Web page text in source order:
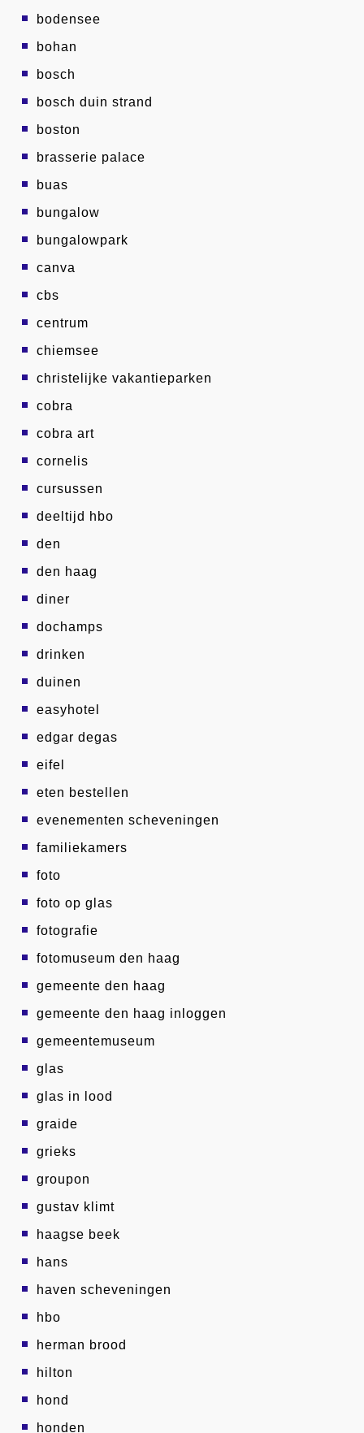
bodensee
bohan
bosch
bosch duin strand
boston
brasserie palace
buas
bungalow
bungalowpark
canva
cbs
centrum
chiemsee
christelijke vakantieparken
cobra
cobra art
cornelis
cursussen
deeltijd hbo
den
den haag
diner
dochamps
drinken
duinen
easyhotel
edgar degas
eifel
eten bestellen
evenementen scheveningen
familiekamers
foto
foto op glas
fotografie
fotomuseum den haag
gemeente den haag
gemeente den haag inloggen
gemeentemuseum
glas
glas in lood
graide
grieks
groupon
gustav klimt
haagse beek
hans
haven scheveningen
hbo
herman brood
hilton
hond
honden